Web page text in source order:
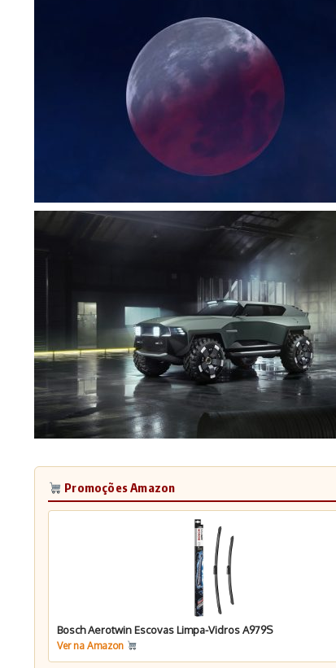
Promoções Amazon
Bosch Aerotwin Escovas Limpa-Vidros A979S
Ver na Amazon